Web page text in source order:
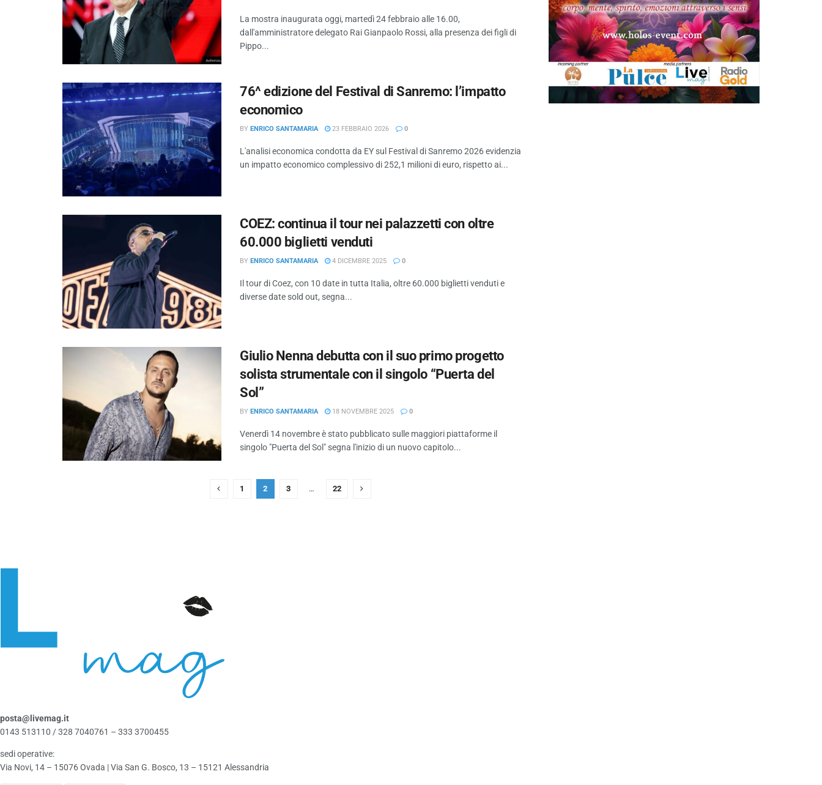
La mostra inaugurata oggi, martedì 24 febbraio alle 16.00,
dall'amministratore delegato Rai Gianpaolo Rossi, alla presenza dei figli di
Pippo...
76^ edizione del Festival di Sanremo: l’impatto
economico
BY ENRICO SANTAMARIA 23 FEBBRAIO 2026 0
L'analisi economica condotta da EY sul Festival di Sanremo 2026 evidenzia
un impatto economico complessivo di 252,1 milioni di euro, rispetto ai...
COEZ: continua il tour nei palazzetti con oltre
60.000 biglietti venduti
BY ENRICO SANTAMARIA 4 DICEMBRE 2025 0
Il tour di Coez, con 10 date in tutta Italia, oltre 60.000 biglietti venduti e
diverse date sold out, segna...
Giulio Nenna debutta con il suo primo progetto
solista strumentale con il singolo “Puerta del
Sol”
BY ENRICO SANTAMARIA 18 NOVEMBRE 2025 0
Venerdì 14 novembre è stato pubblicato sulle maggiori piattaforme il
singolo "Puerta del Sol" segna l'inizio di un nuovo capitolo...
1 2 3 … 22
posta@livemag.it
0143 513110 / 328 7040761 – 333 3700455
sedi operative:
Via Novi, 14 – 15076 Ovada | Via San G. Bosco, 13 – 15121 Alessandria